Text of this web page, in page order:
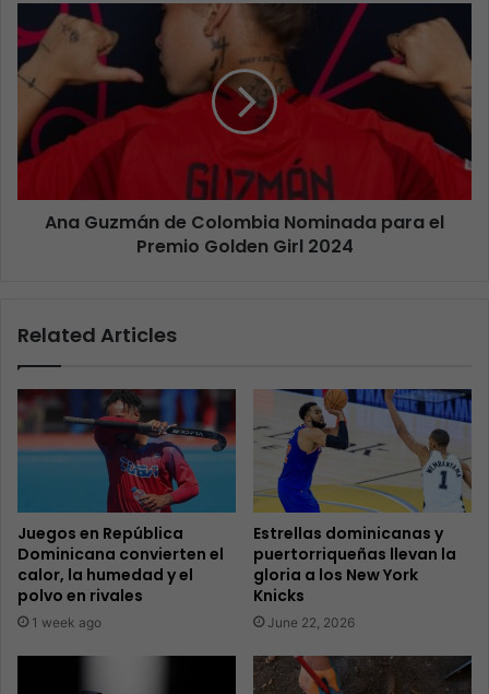
Ana Guzmán de Colombia Nominada para el
Premio Golden Girl 2024
Related Articles
Juegos en República
Dominicana convierten el
calor, la humedad y el
polvo en rivales
1 week ago
Estrellas dominicanas y
puertorriqueñas llevan la
gloria a los New York
Knicks
June 22, 2026